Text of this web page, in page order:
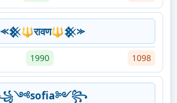
⪻𒆜🔱रावण🔱𒆜⪼
1990 1098